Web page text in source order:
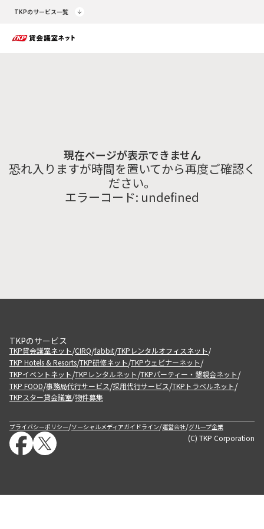
TKPのサービス一覧
現在ページが表示できません
恐れ入りますが時間を置いてから再度ご確認く
ださい。
エラーコード: undefined
TKPのサービス
TKP貸会議室ネット/CIRQ/fabbit/TKPレンタルオフィスネット/
TKP Hotels & Resorts/TKP研修ネット/TKPウェビナーネット/
TKPイベントネット/TKPレンタルネット/TKPパーティー・懇親会ネット/
TKP FOOD/事務局代行サービス/採用代行サービス/TKPトラベルネット/
TKPスター貸会議室/物件募集
プライバシーポリシー/ソーシャルメディアガイドライン/運営会社/グループ企業
(C) TKP Corporation